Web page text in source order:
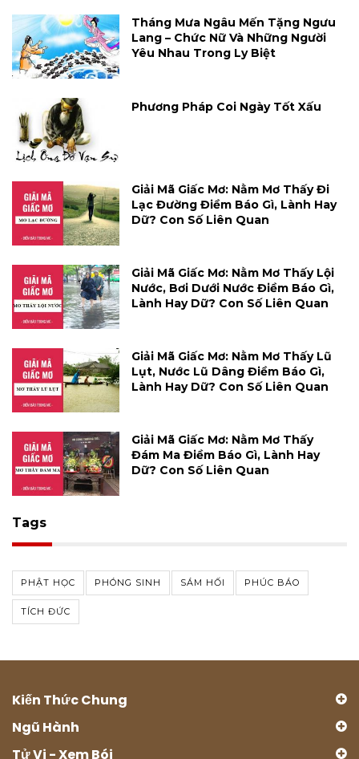
Tháng Mưa Ngâu Mến Tặng Ngưu
Lang – Chức Nữ Và Những Người
Yêu Nhau Trong Ly Biệt
Phương Pháp Coi Ngày Tốt Xấu
Giải Mã Giấc Mơ: Nằm Mơ Thấy Đi
Lạc Đường Điềm Báo Gì, Lành Hay
Dữ? Con Số Liên Quan
Giải Mã Giấc Mơ: Nằm Mơ Thấy Lội
Nước, Bơi Dưới Nước Điềm Báo Gì,
Lành Hay Dữ? Con Số Liên Quan
Giải Mã Giấc Mơ: Nằm Mơ Thấy Lũ
Lụt, Nước Lũ Dâng Điềm Báo Gì,
Lành Hay Dữ? Con Số Liên Quan
Giải Mã Giấc Mơ: Nằm Mơ Thấy
Đám Ma Điềm Báo Gì, Lành Hay
Dữ? Con Số Liên Quan
Tags
PHẬT HỌC PHÓNG SINH SÁM HỐI PHÚC BÁO
TÍCH ĐỨC
Kiến Thức Chung
Ngũ Hành
Tử Vi - Xem Bói